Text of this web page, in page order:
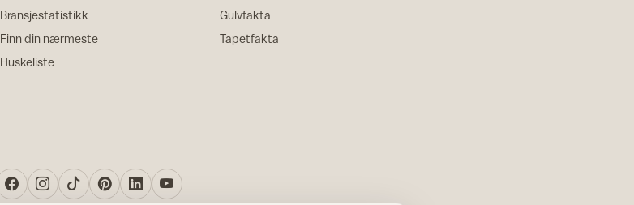
Bransjestatistikk
Finn din nærmeste
Huskeliste
Gulvfakta
Tapetfakta